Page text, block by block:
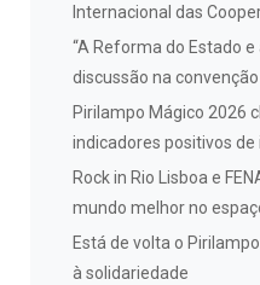
Internacional das
“A Reforma do Estado
discussão na convenção
Pirilampo Mágico 2026
indicadores positivos de
Rock in Rio Lisboa e
mundo melhor no
Está de volta o
à solidariedade